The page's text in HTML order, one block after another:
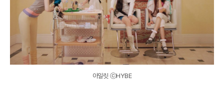
아일릿 ⓒHYBE